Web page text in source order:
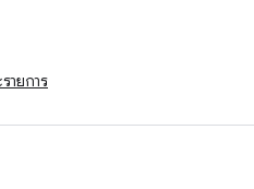
ายการ